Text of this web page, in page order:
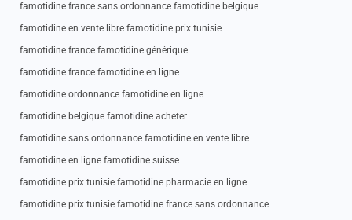
famotidine france sans ordonnance famotidine belgique
famotidine en vente libre famotidine prix tunisie
famotidine france famotidine générique
famotidine france famotidine en ligne
famotidine ordonnance famotidine en ligne
famotidine belgique famotidine acheter
famotidine sans ordonnance famotidine en vente libre
famotidine en ligne famotidine suisse
famotidine prix tunisie famotidine pharmacie en ligne
famotidine prix tunisie famotidine france sans ordonnance